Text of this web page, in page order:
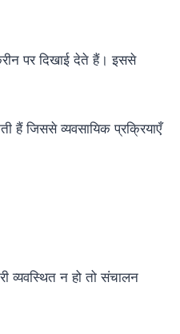
पर दिखाई देते हैं। इससे
हैं जिससे व्यवसायिक प्रक्रियाएँ
व्यवस्थित न हो तो संचालन